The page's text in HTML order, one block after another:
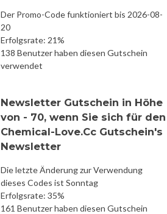
Der Promo-Code funktioniert bis 2026-08-
20
Erfolgsrate: 21%
138 Benutzer haben diesen Gutschein
verwendet
Newsletter Gutschein in Höhe
von - 70, wenn Sie sich für den
Chemical-Love.Cc Gutschein's
Newsletter
Die letzte Änderung zur Verwendung
dieses Codes ist Sonntag
Erfolgsrate: 35%
161 Benutzer haben diesen Gutschein